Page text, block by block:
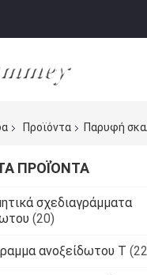
Προϊόντα Παρυφή
ΠΡΟΪΌΝΤΑ
σχεδιαγράμματα
(20)
ανοξείδωτου Τ